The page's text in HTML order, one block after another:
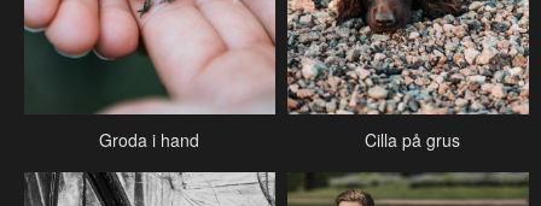
Groda i hand Cilla på grus